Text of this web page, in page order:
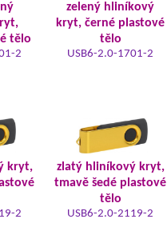
tělo
2
zelený hliníkový
kryt, černé plastové
tělo
USB6-2.0-1701-2
kryt,
2
zlatý hliníkový kryt,
tmavě šedé plastové
tělo
USB6-2.0-2119-2